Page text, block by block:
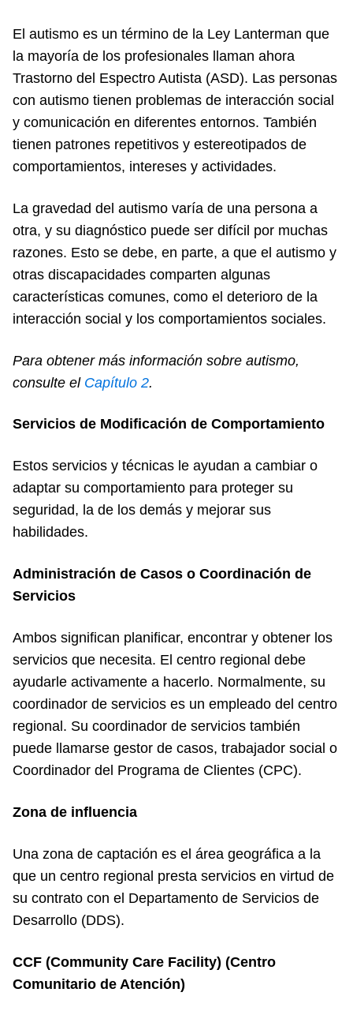
El autismo es un término de la Ley Lanterman que
la mayoría de los profesionales llaman ahora
Trastorno del Espectro Autista (ASD). Las personas
con autismo tienen problemas de interacción social
y comunicación en diferentes entornos. También
tienen patrones repetitivos y estereotipados de
comportamientos, intereses y actividades.
La gravedad del autismo varía de una persona a
otra, y su diagnóstico puede ser difícil por muchas
razones. Esto se debe, en parte, a que el autismo y
otras discapacidades comparten algunas
características comunes, como el deterioro de la
interacción social y los comportamientos sociales.
Para obtener más información sobre autismo,
consulte el Capítulo 2.
Servicios de Modificación de Comportamiento
Estos servicios y técnicas le ayudan a cambiar o
adaptar su comportamiento para proteger su
seguridad, la de los demás y mejorar sus
habilidades.
Administración de Casos o Coordinación de
Servicios
Ambos significan planificar, encontrar y obtener los
servicios que necesita. El centro regional debe
ayudarle activamente a hacerlo. Normalmente, su
coordinador de servicios es un empleado del centro
regional. Su coordinador de servicios también
puede llamarse gestor de casos, trabajador social o
Coordinador del Programa de Clientes (CPC).
Zona de influencia
Una zona de captación es el área geográfica a la
que un centro regional presta servicios en virtud de
su contrato con el Departamento de Servicios de
Desarrollo (DDS).
CCF (Community Care Facility) (Centro
Comunitario de Atención)